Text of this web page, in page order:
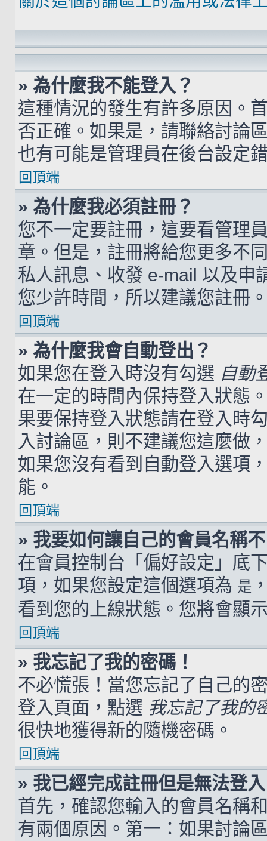
» 為什麼我不能登入？
這種情況的發生有許多原因。
否正確。如果是，請聯絡討論
也有可能是管理員在後台設定
回頂端
» 為什麼我必須註冊？
您不一定要註冊，這要看管理
章。但是，註冊將給您更多不
私人訊息、收發 e-mail 以及申
您少許時間，所以建議您註冊
回頂端
» 為什麼我會自動登出？
如果您在登入時沒有勾選 自動
在一定的時間內保持登入狀態
果要保持登入狀態請在登入時
入討論區，則不建議您這麼做
如果您沒有看到自動登入選項
能。
回頂端
» 我要如何讓自己的會員名稱
在會員控制台「偏好設定」底
項，如果您設定這個選項為 是
看到您的上線狀態。您將會顯
回頂端
» 我忘記了我的密碼！
不必慌張！當您忘記了自己的
登入頁面，點選 我忘記了我的
很快地獲得新的隨機密碼。
回頂端
» 我已經完成註冊但是無法登
首先，確認您輸入的會員名稱
有兩個原因。第一：如果討論